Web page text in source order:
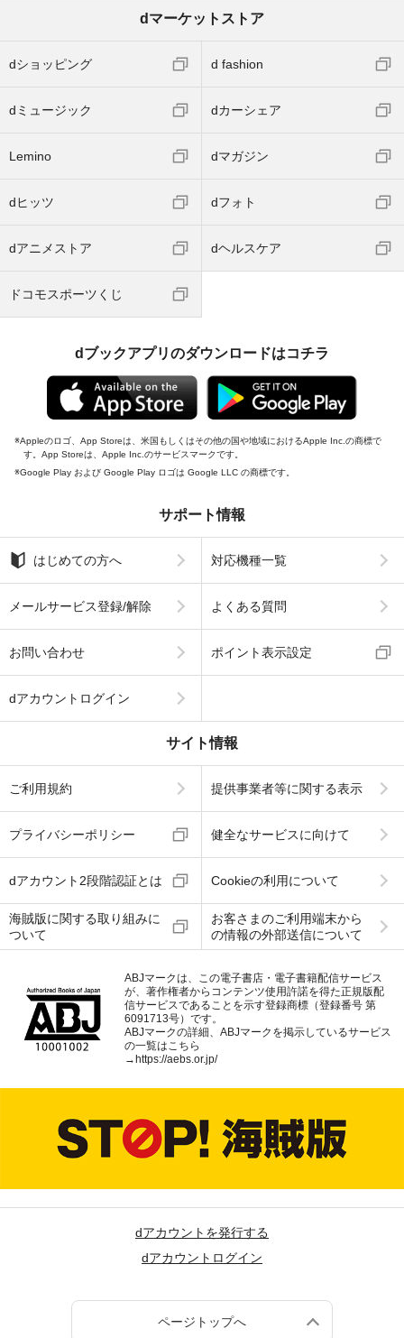
dマーケットストア
dショッピング d fashion
dミュージック dカーシェア
Lemino dマガジン
dヒッツ dフォト
dアニメストア dヘルスケア
ドコモスポーツくじ
dブックアプリのダウンロードはコチラ
Appleのロゴ、App Storeは、米国もしくはその他の国や地域におけるApple Inc.の商標で
す。App Storeは、Apple Inc.のサービスマークです。
Google Play および Google Play ロゴは Google LLC の商標です。
サポート情報
はじめての方へ 対応機種一覧
メールサービス登録/解除 よくある質問
お問い合わせ ポイント表示設定
dアカウントログイン
サイト情報
ご利用規約 提供事業者等に関する表示
プライバシーポリシー 健全なサービスに向けて
dアカウント2段階認証とは Cookieの利用について
海賊版に関する取り組みに
ついて
お客さまのご利用端末から
の情報の外部送信について
ABJマークは、この電子書店・電子書籍配信サービス
が、著作権者からコンテンツ使用許諾を得た正規版配
信サービスであることを示す登録商標（登録番号 第
6091713号）です。
ABJマークの詳細、ABJマークを掲示しているサービス
の一覧はこちら
→ https://aebs.or.jp/
dアカウントを発行する
dアカウントログイン
ページトップへ